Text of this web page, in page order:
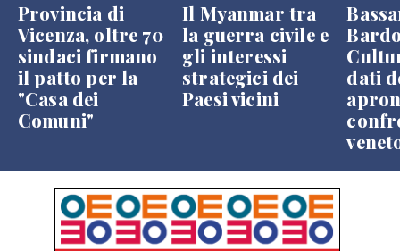
Provincia di
Vicenza, oltre 70
sindaci firmano
il patto per la
"Casa dei
Comuni"
Il Myanmar tra
la guerra civile e
gli interessi
strategici dei
Paesi vicini
dati